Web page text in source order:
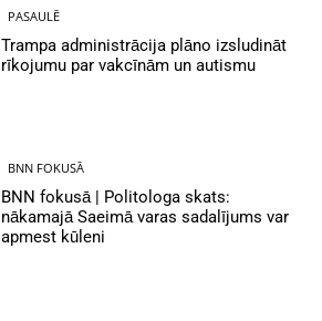
PASAULĒ
Trampa administrācija plāno izsludināt
rīkojumu par vakcīnām un autismu
BNN FOKUSĀ
BNN fokusā | Politologa skats:
nākamajā Saeimā varas sadalījums var
apmest kūleni